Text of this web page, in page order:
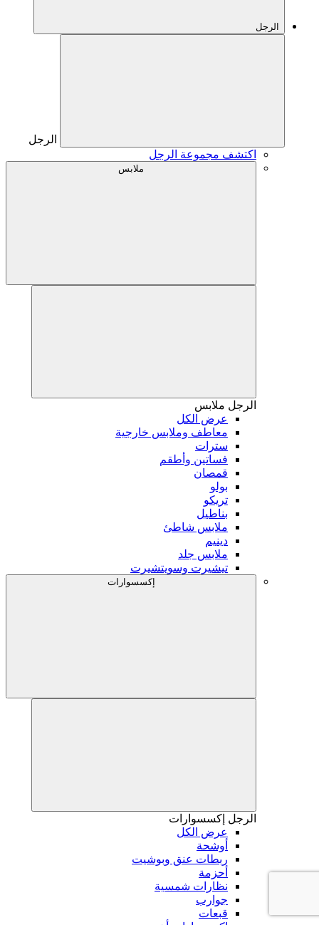
الرجل
الرجل
اكتشف مجموعة الرجل
ملابس
الرجل ملابس
عرض الكل
معاطف وملابس خارجية
سترات
فساتين وأطقم
قمصان
بولو
تريكو
بناطيل
ملابس شاطئ
دينيم
ملابس جلد
تيشيرت وسويتشيرت
إكسسوارات
الرجل إكسسوارات
عرض الكل
أوشحة
ربطات عنق وبوشيت
أحزمة
نظارات شمسية
جوارب
قبعات